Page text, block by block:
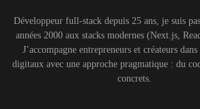
Développeur full-stack depuis 25 ans, je suis
années 2000 aux stacks modernes (Next.js,
J’accompagne entrepreneurs et créateurs
digitaux avec une approche pragmatique : du
concrets.